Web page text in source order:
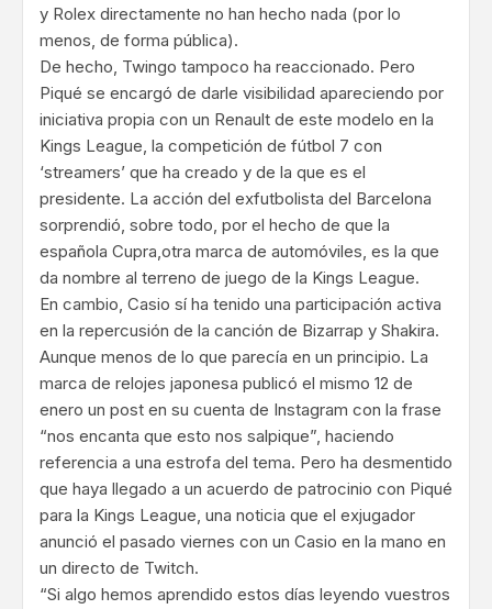
y Rolex directamente no han hecho nada (por lo
menos, de forma pública).
De hecho, Twingo tampoco ha reaccionado. Pero
Piqué se encargó de darle visibilidad apareciendo por
iniciativa propia con un Renault de este modelo en la
Kings League, la competición de fútbol 7 con
‘streamers’ que ha creado y de la que es el
presidente. La acción del exfutbolista del Barcelona
sorprendió, sobre todo, por el hecho de que la
española Cupra,otra marca de automóviles, es la que
da nombre al terreno de juego de la Kings League.
En cambio, Casio sí ha tenido una participación activa
en la repercusión de la canción de Bizarrap y Shakira.
Aunque menos de lo que parecía en un principio. La
marca de relojes japonesa publicó el mismo 12 de
enero un post en su cuenta de Instagram con la frase
“nos encanta que esto nos salpique”, haciendo
referencia a una estrofa del tema. Pero ha desmentido
que haya llegado a un acuerdo de patrocinio con Piqué
para la Kings League, una noticia que el exjugador
anunció el pasado viernes con un Casio en la mano en
un directo de Twitch.
“Si algo hemos aprendido estos días leyendo vuestros